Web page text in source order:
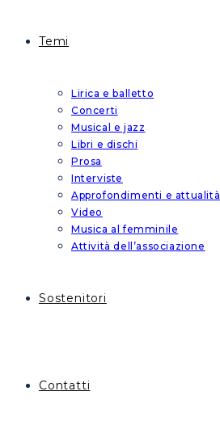
Temi
Lirica e balletto
Concerti
Musical e jazz
Libri e dischi
Prosa
Interviste
Approfondimenti e attualità
Video
Musica al femminile
Attività dell’associazione
Sostenitori
Contatti